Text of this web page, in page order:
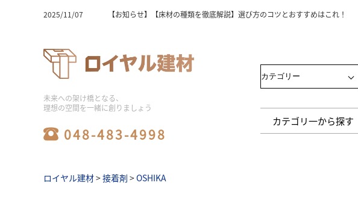
2025/11/07
【お知らせ】【床材選びの完全版】木の種類と特徴を徹底解説！
2025/11/07
2025/11/07
【お知らせ】フローリングの種類と床材の選び方！おすすめのポイントを徹底
2025/11/07
【お知らせ】【ビニル床タイル】初心者でも簡単！選び方と敷き方のコツ
2025/11/07 【お知らせ】【激安】シャワーユニットを徹底比較！人気商品と選び方のコツ
2025/11/07
【お知らせ】【必見】シャワーユニットの人気メーカー徹底比較！
2025/11/06
【お知らせ】【保存版】システムバス価格の比較とおすすめ商品ランキング
2025/08/06
【お知らせ】ユニットバスの工事の費用相場と工期｜安くする方法や事例も
2025/08/06
【お知らせ】床材の種類は何がある？価格・特徴と部屋別に選び方も解説
2025/08/06
【お知らせ】【メーカー別】フロアタイルの特徴を比較！最適な選び方も紹
2025/08/06
【お知らせ】水回り工事やリフォームの費用相場と住みながら進めるメリッ
未来への架け橋となる、
理想の空間を一緒に創りましょう
048-483-4998
カテゴリ一から探す
ロイヤル建材>接着剤 >OSHIKA